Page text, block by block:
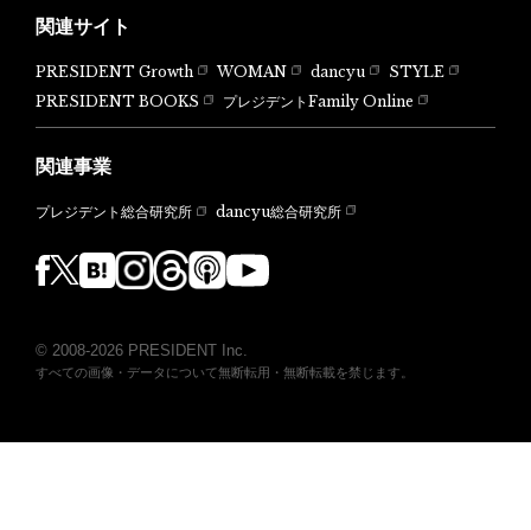
関連サイト
PRESIDENT Growth WOMAN dancyu
STYLE
PRESIDENT BOOKS
プレジデントFamily Online
関連事業
プレジデント総合研究所 dancyu総合研究所
© 2008-2026 PRESIDENT Inc.
すべての画像・データについて無断転用・無断転載を禁じます。